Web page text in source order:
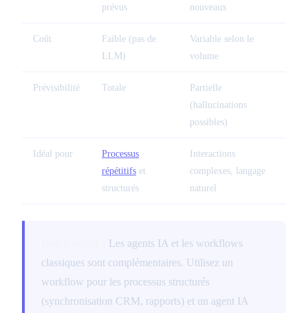
prévus
nouveaux
Coût
Faible (pas de
LLM)
Variable selon le
volume
Prévisibilité Totale
Partielle
(hallucinations
possibles)
Idéal pour
Processus
répétitifs et
structurés
Interactions
complexes, langage
naturel
Les agents IA et les workflows
classiques sont complémentaires. Utilisez un
workflow pour les processus structurés
(synchronisation CRM, rapports) et un agent IA